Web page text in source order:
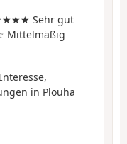
Sehr gut
in Plouha